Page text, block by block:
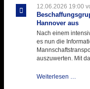
ihre
12.06.2026 19:00
Hannover aus
Nach einem
es nun die
auszuwerten. Mit
Weiterlesen …